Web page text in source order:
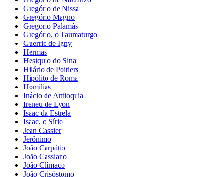
Gregório de Nissa
Gregório Magno
Gregorio Palamàs
Gregório, o Taumaturgo
Guerric de Igny
Hermas
Hesiquio do Sinai
Hilário de Poitiers
Hipólito de Roma
Homilias
Inácio de Antioquia
Ireneu de Lyon
Isaac da Estrela
Isaac, o Sírio
Jean Cassier
Jerônimo
João Carpátio
João Cassiano
João Clímaco
João Crisóstomo